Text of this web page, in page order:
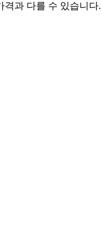
격과 다를 수 있습니다.